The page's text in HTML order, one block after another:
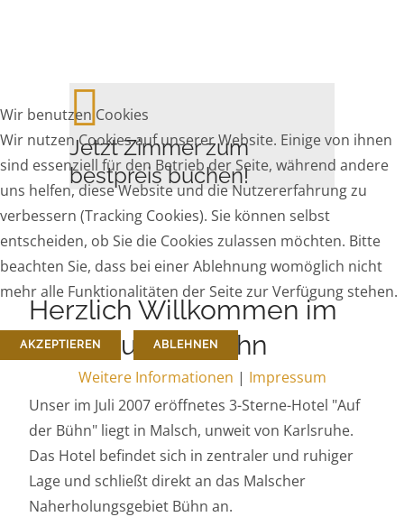
Jetzt Zimmer zum
bestpreis buchen!
Herzlich Willkommen im
Hotel Auf der Bühn
Unser im Juli 2007 eröffnetes 3-Sterne-Hotel "Auf
der Bühn" liegt in Malsch, unweit von Karlsruhe.
Das Hotel befindet sich in zentraler und ruhiger
Lage und schließt direkt an das Malscher
Naherholungsgebiet Bühn an.
Wir benutzen Cookies
Wir nutzen Cookies auf unserer Website. Einige von ihnen
sind essenziell für den Betrieb der Seite, während andere
uns helfen, diese Website und die Nutzererfahrung zu
verbessern (Tracking Cookies). Sie können selbst
entscheiden, ob Sie die Cookies zulassen möchten. Bitte
beachten Sie, dass bei einer Ablehnung womöglich nicht
mehr alle Funktionalitäten der Seite zur Verfügung stehen.
AKZEPTIEREN ABLEHNEN
Weitere Informationen | Impressum